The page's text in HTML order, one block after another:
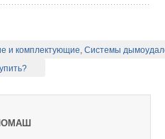
и комплектующие, Системы